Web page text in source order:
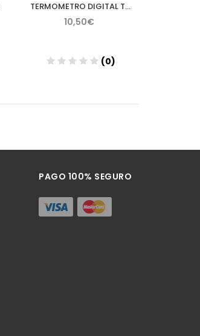
TERMOMETRO DIGITAL THERMOVAL RAPID PUNTA FLEXIBL
10,50€
(0)
PAGO 100% SEGURO